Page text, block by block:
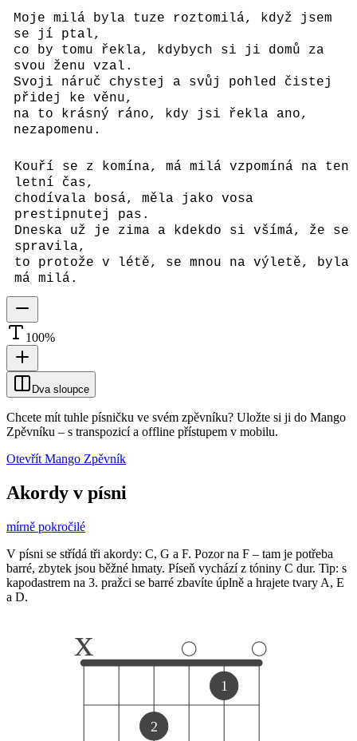
Moje milá byla tuze roztomilá, když jsem
se jí ptal,
co by tomu řekla, kdybych si ji domů za
svou ženu vzal.
Svoji náruč chystej a svůj pohled čistej
přidej ke věnu,
na to krásný ráno, kdy jsi řekla ano,
nezapomenu.
Kouří se z komína, má milá vzpomíná na ten
letní čas,
chodívala bosá, měla jako vosa
prestipnutej pas.
Dneska už je zima a kdekdo si všímá, že se
spravila,
to protože v létě, se mnou na výletě, byla
má milá.
100%
Dva sloupce
Chcete mít tuhle písničku ve svém zpěvníku? Uložte si ji do Mango
Zpěvníku – s transpozicí a offline přístupem v mobilu.
Otevřít Mango Zpěvník
Akordy v písni
mírně pokročilé
V písni se střídá tři akordy: C, G a F. Pozor na F – tam je potřeba
barré, zbytek jsou běžné hmaty. Píseň vychází z tóniny C dur. Tip: s
kapodastrem na 3. pražci se barré zbavíte úplně a hrajete tvary A, E
a D.
x
2
1